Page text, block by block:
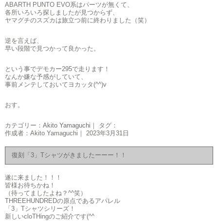
ABARTH PUNTO EVO系はパーツが無くて、
各所いろいろ探しましたが見つからず、
ヤマグチのスズカは旅立つ前に終わりました（笑）
逆を言えば、
早い段階で見つかって良かった。
という事でデモカー295で走ります！
なんか嫌な予感がしていて、
事前メンテしておいてヨカッタ(^^)v
おす。
カテゴリー： Akito Yamaguchi ｜ タグ：
作成者：Akito Yamaguchi｜ 2023年3月31日
復刻「3」Tシャツがきましたーーー！！
遂に来ました！！！
皆様お待ちかね！
（待ってましたよね？^^笑）
THREEHUNDREDの原点であるアパレル
「3」Tシャツシリーズ！
新しいcloTHingのご紹介です(^^ゞ